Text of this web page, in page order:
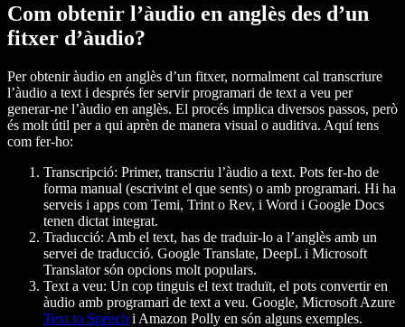
Com obtenir l’àudio en anglès des d’un
fitxer d’àudio?
Per obtenir àudio en anglès d’un fitxer, normalment cal transcriure
l’àudio a text i després fer servir programari de text a veu per
generar-ne l’àudio en anglès. El procés implica diversos passos, però
és molt útil per a qui aprèn de manera visual o auditiva. Aquí tens
com fer-ho:
Transcripció: Primer, transcriu l’àudio a text. Pots fer-ho de
forma manual (escrivint el que sents) o amb programari. Hi ha
serveis i apps com Temi, Trint o Rev, i Word i Google Docs
tenen dictat integrat.
Traducció: Amb el text, has de traduir-lo a l’anglès amb un
servei de traducció. Google Translate, DeepL i Microsoft
Translator són opcions molt populars.
Text a veu: Un cop tinguis el text traduït, el pots convertir en
àudio amb programari de text a veu. Google, Microsoft Azure
Text to Speech i Amazon Polly en són alguns exemples.